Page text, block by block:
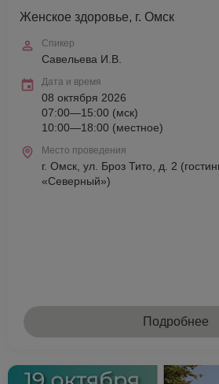
Женское здоровье, г. Омск
Спикер
Савельева И.В.
Дата и время
08 октября 2026
07:00—15:00 (мск)
10:00—18:00 (местное)
Место проведения
г. Омск, ул. Броз Тито, д. 2
«Северный»)
Подробнее